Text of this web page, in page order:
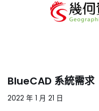
BlueCAD 系統需求
2022 年 1 月 21 日